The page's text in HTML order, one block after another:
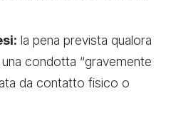
la pena prevista qualora
condotta “gravemente
da contatto fisico o